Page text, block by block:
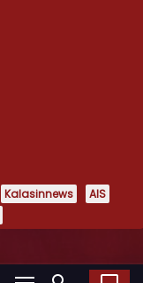
Kalasinnews
AIS